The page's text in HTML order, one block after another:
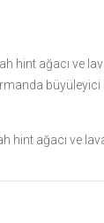
hint ağacı ve
hint ağacı ve